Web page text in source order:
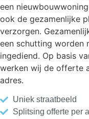
een
ook de gezamenlijke
verzorgen.
een schutting worden
ingediend. Op basis
werken wij de offerte
adres.
Uniek straatbeeld
Splitsing offerte per